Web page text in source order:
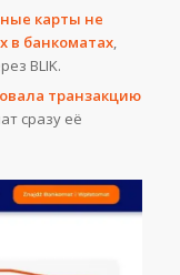
карты не
в банкоматах,
BLIK.
транзакцию
сразу её